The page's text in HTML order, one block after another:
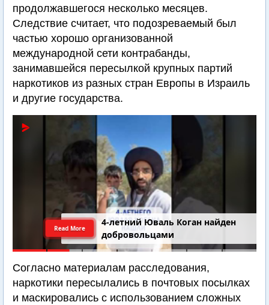
продолжавшегося несколько месяцев.
Следствие считает, что подозреваемый был
частью хорошо организованной
международной сети контрабанды,
занимавшейся пересылкой крупных партий
наркотиков из разных стран Европы в Израиль
и другие государства.
4-летний Юваль Коган найден
добровольцами
Read More
Согласно материалам расследования,
наркотики пересылались в почтовых посылках
и маскировались с использованием сложных